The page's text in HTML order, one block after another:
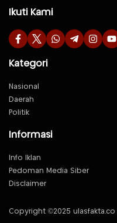
Ikuti Kami
Kategori
Nasional
Daerah
Politik
Informasi
Info Iklan
Pedoman Media Siber
Disclaimer
Copyright ©2025 ulasfakta.co